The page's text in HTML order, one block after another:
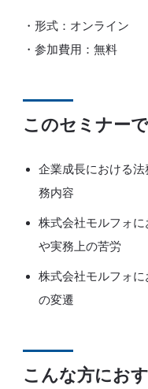
・形式：オンライン
・参加費用：無料
このセミナー
企業成長における
務内容
株式会社モルフォ
や実務上の苦労
株式会社モルフォ
の変遷
こんな方にお